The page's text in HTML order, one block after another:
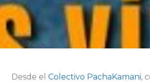
Desde el Colectivo PachaKamani,